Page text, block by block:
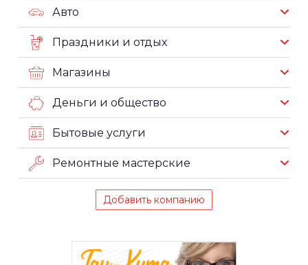
Авто
Праздники и отдых
Магазины
Деньги и общество
Бытовые услуги
Ремонтные мастерские
Добавить компанию